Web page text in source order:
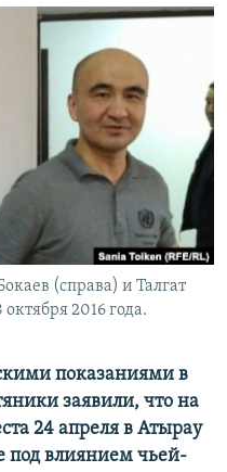
(справа) и Талгат
2016 года.
показаниями в
заявили, что на
24 апреля в Атырау
под влиянием чьей-